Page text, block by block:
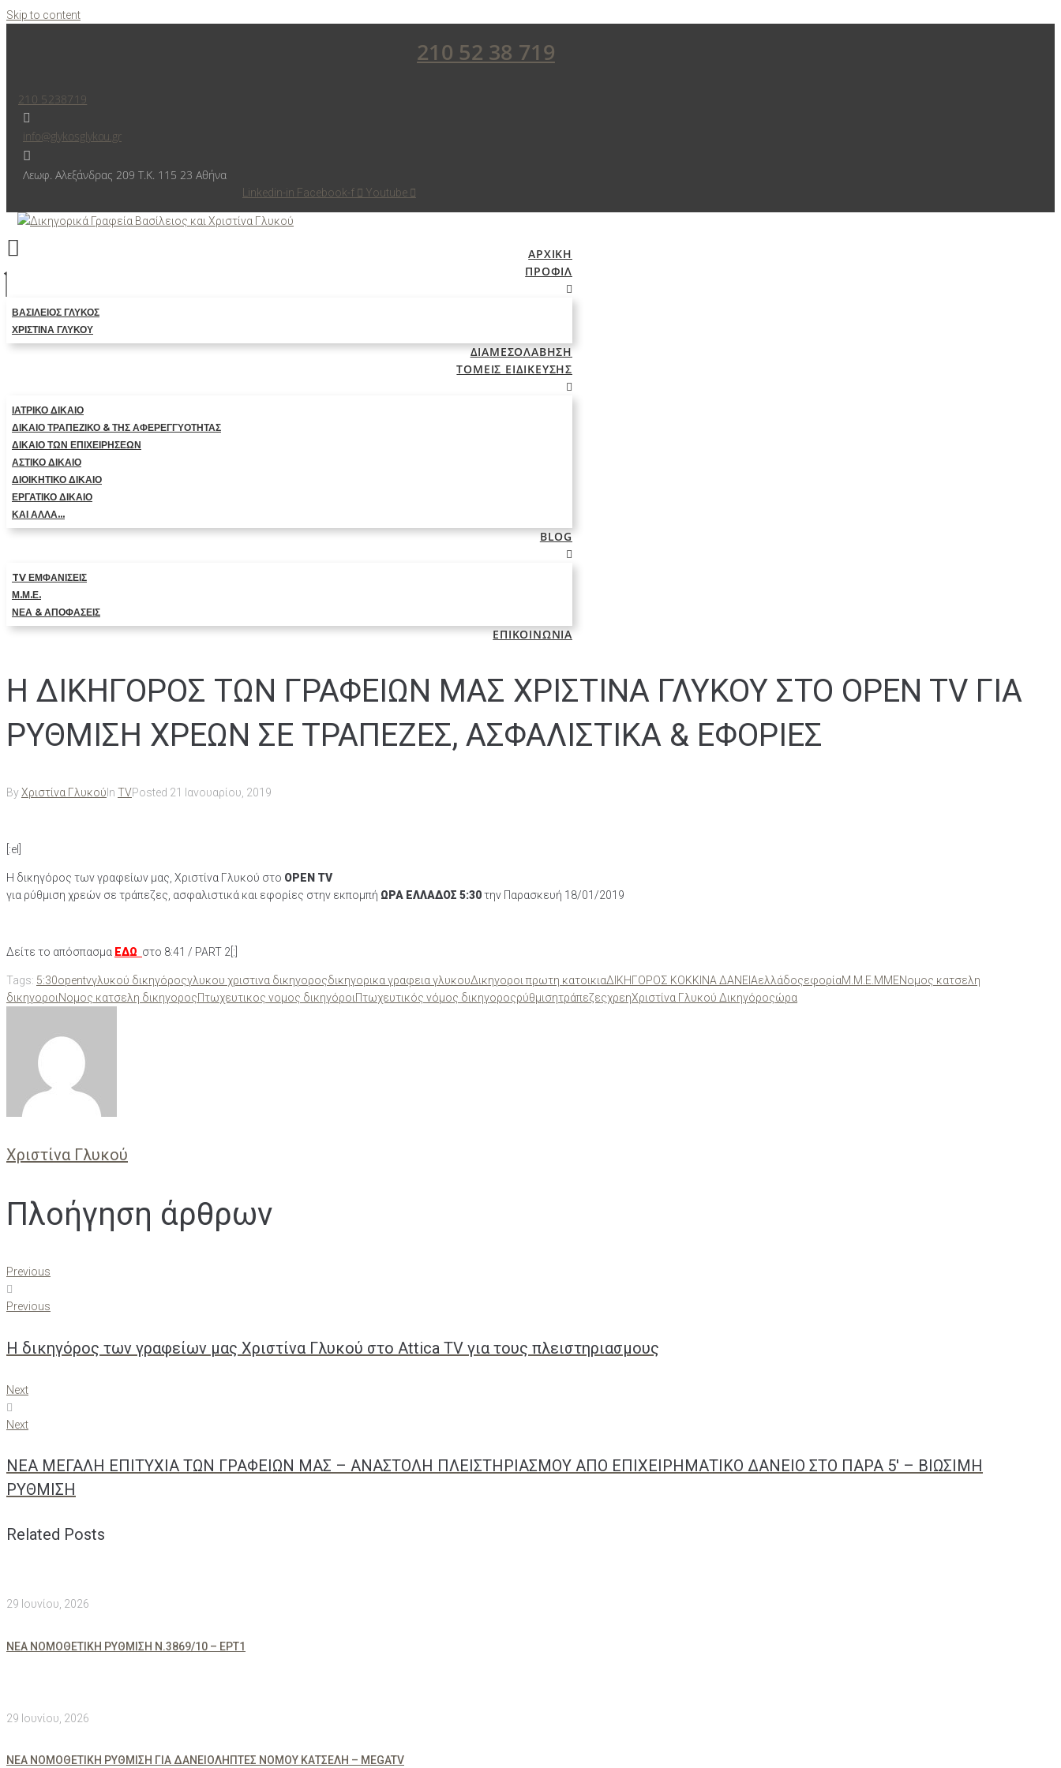
Skip to content
210 52 38 719
210 5238719
info@glykosglykou.gr
Λεωφ. Αλεξάνδρας 209 Τ.Κ. 115 23 Αθήνα
Linkedin-in Facebook-f Youtube
ΑΡΧΙΚΗ
ΠΡΟΦΙΛ
ΒΑΣΊΛΕΙΟΣ ΓΛΥΚΌΣ
ΧΡΙΣΤΊΝΑ ΓΛΥΚΟΎ
ΔΙΑΜΕΣΟΛΑΒΗΣΗ
ΤΟΜΕΙΣ ΕΙΔΙΚΕΥΣΗΣ
ΙΑΤΡΙΚΟ ΔΙΚΑΙΟ
ΔΙΚΑΙΟ ΤΡΑΠΕΖΙΚΟ & ΤΗΣ ΑΦΕΡΕΓΓΥΟΤΗΤΑΣ
ΔΙΚΑΙΟ ΤΩΝ ΕΠΙΧΕΙΡΗΣΕΩΝ
ΑΣΤΙΚΟ ΔΙΚΑΙΟ
ΔΙΟΙΚΗΤΙΚΟ ΔΙΚΑΙΟ
ΕΡΓΑΤΙΚΟ ΔΙΚΑΙΟ
ΚΑΙ ΑΛΛΑ…
BLOG
TV ΕΜΦΑΝΙΣΕΙΣ
Μ.Μ.Ε.
ΝΕΑ & ΑΠΟΦΑΣΕΙΣ
ΕΠΙΚΟΙΝΩΝΙΑ
Η ΔΙΚΗΓΟΡΟΣ ΤΩΝ ΓΡΑΦΕΙΩΝ ΜΑΣ ΧΡΙΣΤΙΝΑ ΓΛΥΚΟΥ ΣΤΟ OPEN TV ΓΙΑ
ΡΥΘΜΙΣΗ ΧΡΕΩΝ ΣΕ ΤΡΑΠΕΖΕΣ, ΑΣΦΑΛΙΣΤΙΚΑ & ΕΦΟΡΙΕΣ
ByΧριστίνα Γλυκού In TVPosted 21 Ιανουαρίου, 2019
[:el]
Η δικηγόρος των γραφείων μας, Χριστίνα Γλυκού στο OPEN TV
για ρύθμιση χρεών σε τράπεζες, ασφαλιστικά και εφορίες στην εκπομπή ΩΡΑ ΕΛΛΑΔΟΣ 5:30την Παρασκευή 18/01/2019
Δείτε το απόσπασμα ΕΔΩ στο 8:41 / PART 2[:]
Tags: 5:30opentvγλυκού δικηγόροςγλυκου χριστινα δικηγοροςδικηγορικα γραφεια γλυκουΔικηγοροι πρωτη κατοικιαΔΙΚΗΓΟΡΟΣ ΚΟΚΚΙΝΑ ΔΑΝΕΙΑελλάδοςεφορίαΜ.Μ.Ε.ΜΜΕΝομος κατσελη
δικηγοροιΝομος κατσελη δικηγοροςΠτωχευτικος νομος δικηγόροιΠτωχευτικός νόμος δικηγοροςρύθμισητράπεζεςχρεηΧριστίνα Γλυκού Δικηγόροςώρα
Χριστίνα Γλυκού
Πλοήγηση άρθρων
Previous
Previous
Η δικηγόρος των γραφείων μας Χριστίνα Γλυκού στο Attica TV για τους πλειστηριασμους
Next
Next
ΝΕΑ ΜΕΓΑΛΗ ΕΠΙΤΥΧΙΑ ΤΩΝ ΓΡΑΦΕΙΩΝ ΜΑΣ – ΑΝΑΣΤΟΛΗ ΠΛΕΙΣΤΗΡΙΑΣΜΟΥ ΑΠΟ ΕΠΙΧΕΙΡΗΜΑΤΙΚΟ ΔΑΝΕΙΟ ΣΤΟ ΠΑΡΑ 5′ – ΒΙΩΣΙΜΗ
ΡΥΘΜΙΣΗ
Related Posts
29 Ιουνίου, 2026
ΝΕΑ ΝΟΜΟΘΕΤΙΚΗ ΡΥΘΜΙΣΗ Ν.3869/10 – ΕΡΤ1
29 Ιουνίου, 2026
ΝΕΑ ΝΟΜΟΘΕΤΙΚΗ ΡΥΘΜΙΣΗ ΓΙΑ ΔΑΝΕΙΟΛΗΠΤΕΣ ΝΟΜΟΥ ΚΑΤΣΕΛΗ – MEGATV